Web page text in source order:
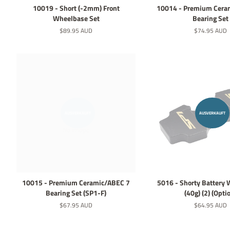
10019 - Short (-2mm) Front
Wheelbase Set
Normaler
$89.95 AUD
10014 - Premium
Bearing Set
Normaler
$74.95 AUD
10015 - Premium Ceramic/ABEC 7
Bearing Set (SP1-F)
Normaler
$67.95 AUD
AUSVERKAUFT
5016 - Shorty Battery
(40g) (2)
Normaler
$64.95 AUD